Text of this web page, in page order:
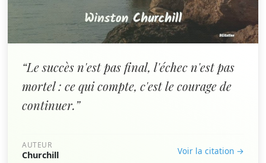
“Le succès n'est pas final, l'échec n'est pas
mortel : ce qui compte, c'est le courage de
continuer.”
AUTEUR
Churchill Voir la citation →